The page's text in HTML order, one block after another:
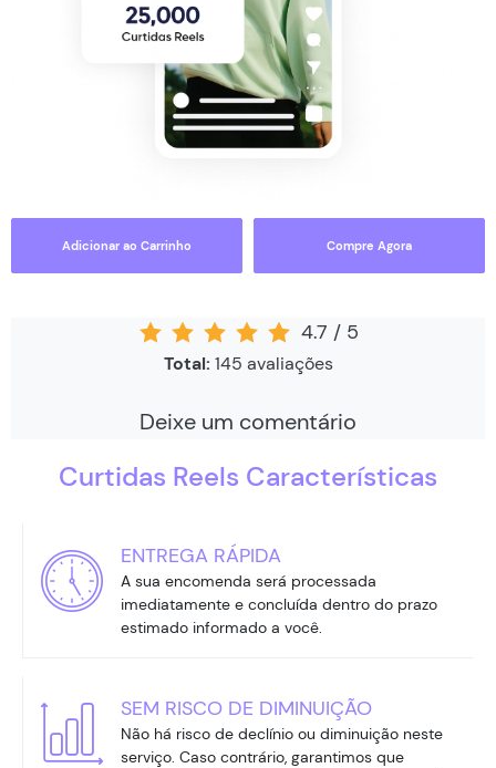
Adicionar ao Carrinho Compre Agora
4.7 / 5
Total: 145 avaliações
Deixe um comentário
Curtidas Reels Características
ENTREGA RÁPIDA
A sua encomenda será processada
imediatamente e concluída dentro do prazo
estimado informado a você.
SEM RISCO DE DIMINUIÇÃO
Não há risco de declínio ou diminuição neste
serviço. Caso contrário, garantimos que